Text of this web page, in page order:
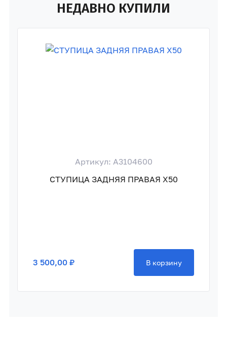
НЕДАВНО КУПИЛИ
Артикул: A3104600
СТУПИЦА ЗАДНЯЯ ПРАВАЯ X50
3 500,00 ₽ В корзину